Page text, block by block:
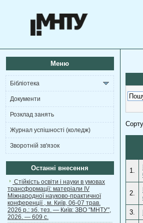
Меню
Бібліотека
Документи
Розклад занять
Журнал успішності (коледж)
Зворотній зв'язок
Останні внесення
Стійкість освіти і науки в умовах
трансформації: матеріали ІV
Міжнародної науково-практичної
конференції , м. Київ, 06-07 трав.
2026 р.: зб. тез. — Київ: ЗВО "МНТУ",
2026. — 609 с.
1.
2.
3.